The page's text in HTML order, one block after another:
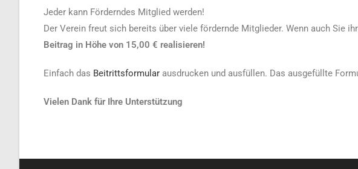
Jeder kann Förderndes Mitglied werden!
Der Verein freut sich bereits über viele fördernde Mitglieder. Wenn auch Sie
Beitrag in Höhe von 15,00 € realisieren!
Einfach das Beitrittsformular ausdrucken und ausfüllen. Das ausgefüllte
Vielen Dank für Ihre Unterstützung